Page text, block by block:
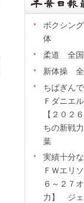
ボクシン
体
柔道 全国
新体操 全
ちばぎん
Ｆダニエ
【２０２
ちの新戦
葉
実績十分
ＦＷエリ
６～２７
力】 ジェ